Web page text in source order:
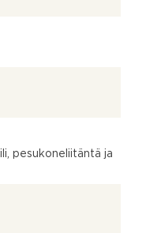
pesukoneliitäntä ja